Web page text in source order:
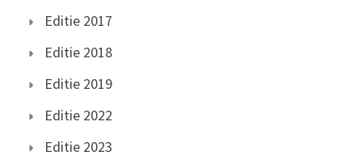
Editie 2017
Editie 2018
Editie 2019
Editie 2022
Editie 2023